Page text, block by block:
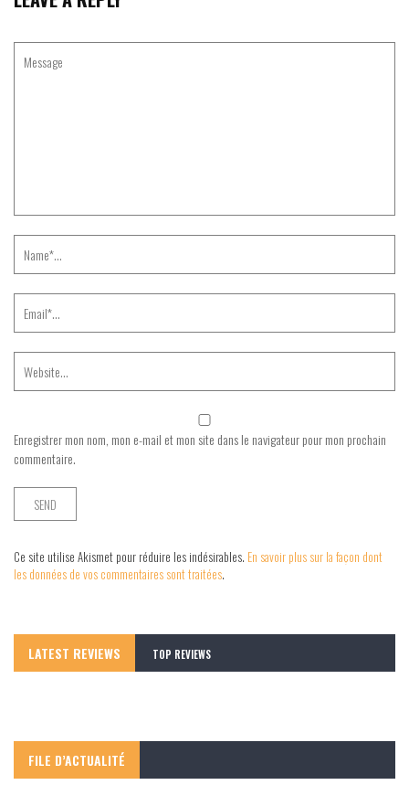
Enregistrer mon nom, mon e-mail et mon site dans le navigateur pour mon prochain
commentaire.
Ce site utilise Akismet pour réduire les indésirables. En savoir plus sur la façon dont
les données de vos commentaires sont traitées.
LATEST REVIEWS TOP REVIEWS
FILE D’ACTUALITÉ